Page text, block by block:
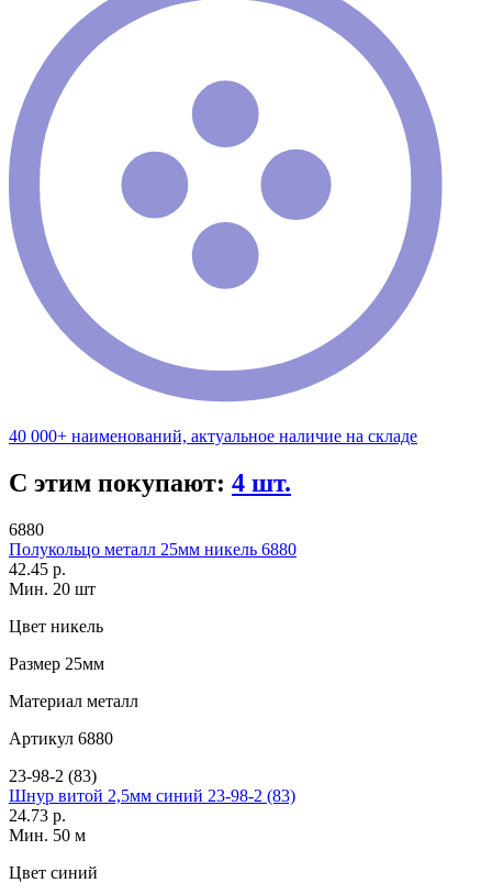
40 000+ наименований, актуальное наличие на складе
С этим покупают: 4 шт.
6880
Полукольцо металл 25мм никель 6880
42.45 р.
Мин. 20 шт
Цвет никель
Размер 25мм
Материал металл
Артикул 6880
23-98-2 (83)
Шнур витой 2,5мм синий 23-98-2 (83)
24.73 р.
Мин. 50 м
Цвет синий